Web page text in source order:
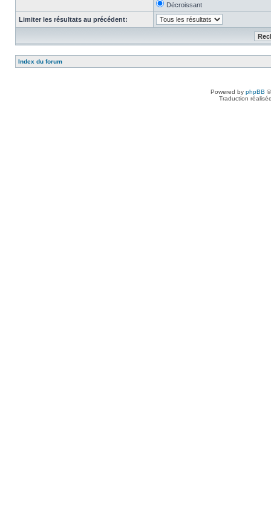
Décroissant
Limiter les résultats au précédent:
Index du forum
Powered by phpBB
Traduction